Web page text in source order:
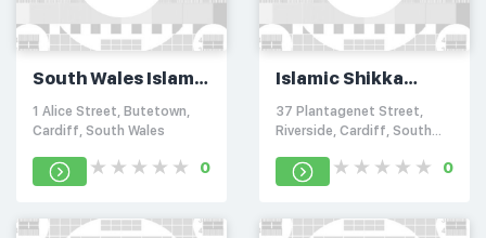
South Wales Islamic
Centre
1 Alice Street, Butetown,
Cardiff, South Wales
0
Islamic Shikka
Prostisan
37 Plantagenet Street,
Riverside, Cardiff, South
0